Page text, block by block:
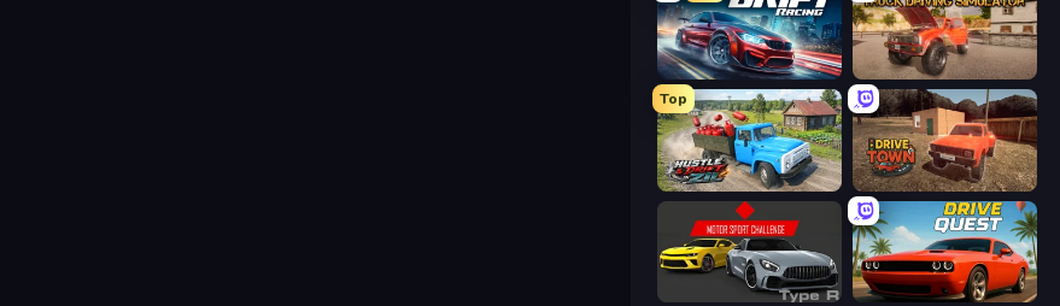
Xtreme DRIFT Racing Ultimate Truck Driving Simulator 2020
Top
Hustle & Drift in ZIL DriveTown
Motor Sport Challenge Type R Drive Quest